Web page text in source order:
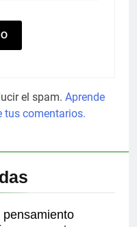
el spam. Aprende
tus comentarios.
pensamiento